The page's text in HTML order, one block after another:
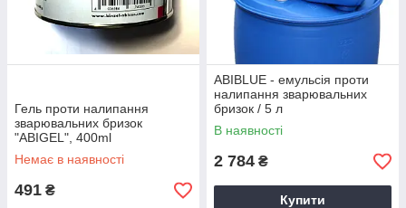
Гель проти налипання
зварювальних бризок
"ABIGEL", 400ml
Немає в наявності
491 ₴
ABIBLUE - емульсія проти
налипання зварювальних
бризок / 5 л
В наявності
2 784 ₴
Купити